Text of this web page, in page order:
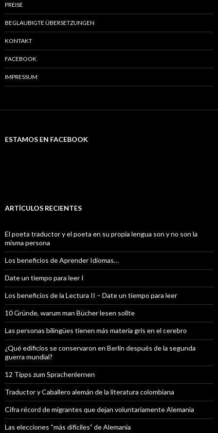
PREISE
BEGLAUBIGTE ÜBERSETZUNGEN
KONTAKT
FACEBOOK
IMPRESSUM
ESTAMOS EN FACEBOOK
ARTÍCULOS RECIENTES
El poeta traductor y el poeta en su propia lengua son y no son la
misma persona
Los beneficios de Aprender Idiomas…
Date un tiempo para leer I
Los beneficios de la Lectura II – Date un tiempo para leer
10 Gründe, warum man Bücher lesen sollte
Las personas bilingües tienen más materia gris en el cerebro
¿Qué edificios se conservaron en Berlín después de la segunda
guerra mundial?
12 Tipps zum Sprachenlernen
Traductor y Caballero alemán de la literatura colombiana
Cifra récord de migrantes que dejan voluntariamente Alemania
Las elecciones “más difíciles” de Alemania